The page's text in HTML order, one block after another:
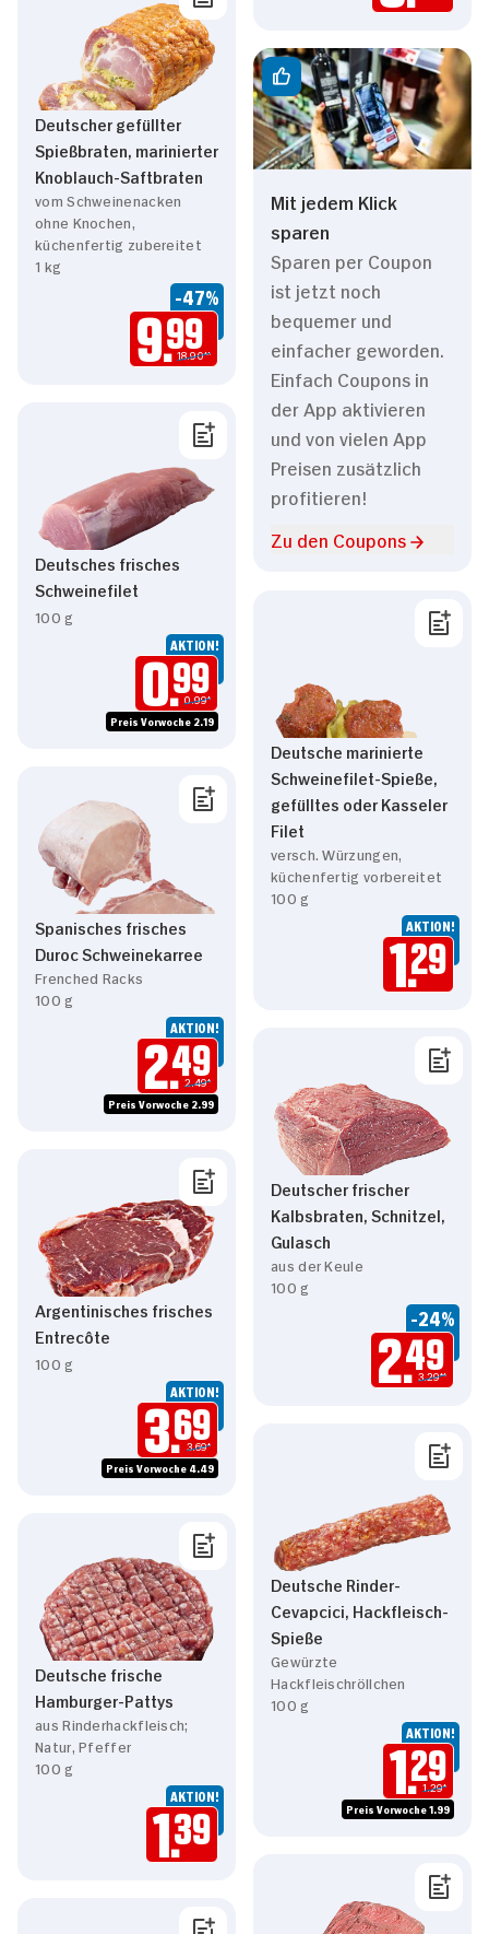
Deutscher gefüllter
Spießbraten, marinierter
Knoblauch-Saftbraten
vom Schweinenacken
ohne Knochen,
küchenfertig zubereitet
1 kg
-47%
9.99
18.90**
Mit jedem Klick
sparen
Sparen per Coupon
ist jetzt noch
bequemer und
einfacher geworden.
Einfach Coupons in
der App aktivieren
und von vielen App
Preisen zusätzlich
profitieren!
Zu den Coupons
Deutsches frisches
Schweinefilet
100 g
AKTION!
0.99
0.99*
Preis Vorwoche 2.19
Deutsche marinierte
Schweinefilet-Spieße,
gefülltes oder Kasseler
Filet
versch. Würzungen,
küchenfertig vorbereitet
100 g
AKTION!
1.29
Spanisches frisches
Duroc Schweinekarree
Frenched Racks
100 g
AKTION!
2.49
2.49*
Preis Vorwoche 2.99
Deutscher frischer
Kalbsbraten, Schnitzel,
Gulasch
aus der Keule
100 g
-24%
2.49
3.29**
Argentinisches frisches
Entrecôte
100 g
AKTION!
3.69
3.69*
Preis Vorwoche 4.49
Deutsche Rinder-
Cevapcici, Hackfleisch-
Spieße
Gewürzte
Hackfleischröllchen
100 g
AKTION!
1.29
1.29*
Preis Vorwoche 1.99
Deutsche frische
Hamburger-Pattys
aus Rinderhackfleisch;
Natur, Pfeffer
100 g
AKTION!
1.39